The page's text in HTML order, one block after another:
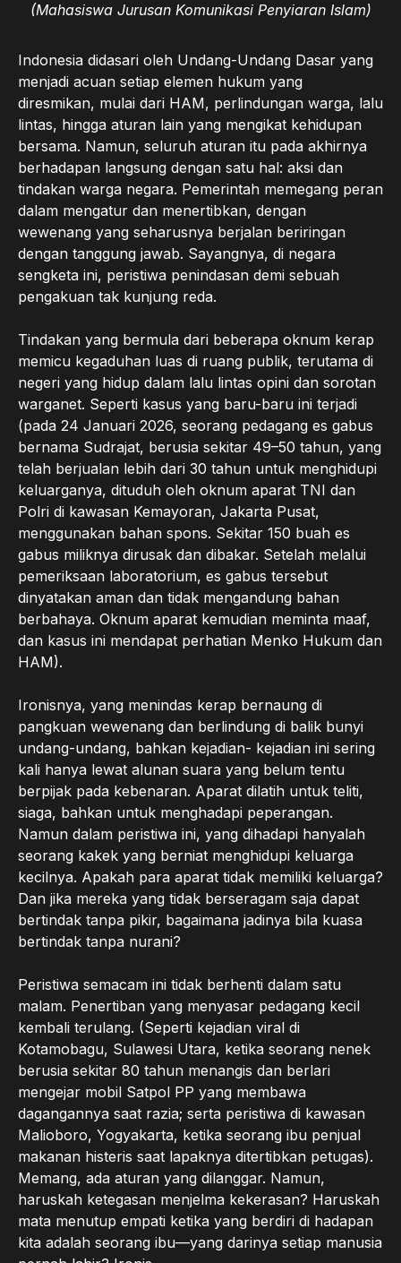
(Mahasiswa Jurusan Komunikasi Penyiaran Islam)
Indonesia didasari oleh Undang-Undang Dasar yang
menjadi acuan setiap elemen hukum yang
diresmikan, mulai dari HAM, perlindungan warga, lalu
lintas, hingga aturan lain yang mengikat kehidupan
bersama. Namun, seluruh aturan itu pada akhirnya
berhadapan langsung dengan satu hal: aksi dan
tindakan warga negara. Pemerintah memegang peran
dalam mengatur dan menertibkan, dengan
wewenang yang seharusnya berjalan beriringan
dengan tanggung jawab. Sayangnya, di negara
sengketa ini, peristiwa penindasan demi sebuah
pengakuan tak kunjung reda.
Tindakan yang bermula dari beberapa oknum kerap
memicu kegaduhan luas di ruang publik, terutama di
negeri yang hidup dalam lalu lintas opini dan sorotan
warganet. Seperti kasus yang baru-baru ini terjadi
(pada 24 Januari 2026, seorang pedagang es gabus
bernama Sudrajat, berusia sekitar 49–50 tahun, yang
telah berjualan lebih dari 30 tahun untuk menghidupi
keluarganya, dituduh oleh oknum aparat TNI dan
Polri di kawasan Kemayoran, Jakarta Pusat,
menggunakan bahan spons. Sekitar 150 buah es
gabus miliknya dirusak dan dibakar. Setelah melalui
pemeriksaan laboratorium, es gabus tersebut
dinyatakan aman dan tidak mengandung bahan
berbahaya. Oknum aparat kemudian meminta maaf,
dan kasus ini mendapat perhatian Menko Hukum dan
HAM).
Ironisnya, yang menindas kerap bernaung di
pangkuan wewenang dan berlindung di balik bunyi
undang-undang, bahkan kejadian- kejadian ini sering
kali hanya lewat alunan suara yang belum tentu
berpijak pada kebenaran. Aparat dilatih untuk teliti,
siaga, bahkan untuk menghadapi peperangan.
Namun dalam peristiwa ini, yang dihadapi hanyalah
seorang kakek yang berniat menghidupi keluarga
kecilnya. Apakah para aparat tidak memiliki keluarga?
Dan jika mereka yang tidak berseragam saja dapat
bertindak tanpa pikir, bagaimana jadinya bila kuasa
bertindak tanpa nurani?
Peristiwa semacam ini tidak berhenti dalam satu
malam. Penertiban yang menyasar pedagang kecil
kembali terulang. (Seperti kejadian viral di
Kotamobagu, Sulawesi Utara, ketika seorang nenek
berusia sekitar 80 tahun menangis dan berlari
mengejar mobil Satpol PP yang membawa
dagangannya saat razia; serta peristiwa di kawasan
Malioboro, Yogyakarta, ketika seorang ibu penjual
makanan histeris saat lapaknya ditertibkan petugas).
Memang, ada aturan yang dilanggar. Namun,
haruskah ketegasan menjelma kekerasan? Haruskah
mata menutup empati ketika yang berdiri di hadapan
kita adalah seorang ibu—yang darinya setiap manusia